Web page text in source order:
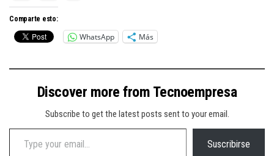
Comparte esto:
WhatsApp Más
Discover more from Tecnoempresa
Subscribe to get the latest posts sent to your email.
Type your email…
Suscribirse